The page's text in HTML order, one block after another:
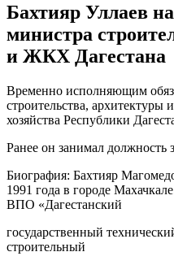
Бахтияр Уллаев
министра
и ЖКХ Дагестана
Временно исполняющим
строительства,
хозяйства Республики
Ранее он занимал должность
Биография: Бахтияр
1991 года в городе
ВПО «Дагестанский
государственный
строительный